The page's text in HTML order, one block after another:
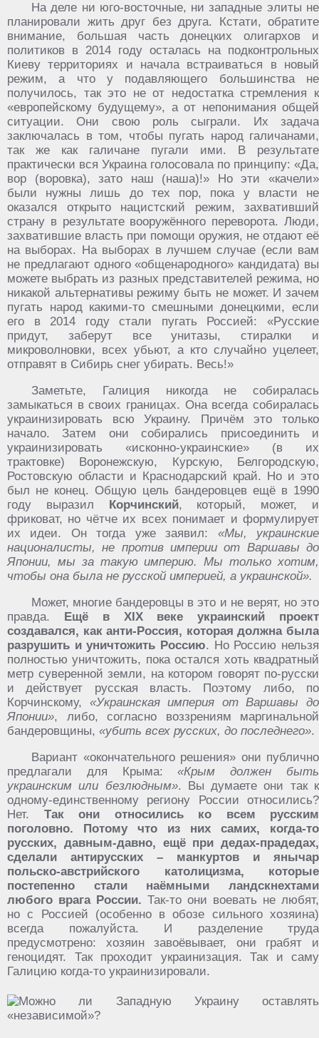
На деле ни юго-восточные, ни западные элиты не
планировали жить друг без друга. Кстати, обратите
внимание, большая часть донецких олигархов и
политиков в 2014 году осталась на подконтрольных
Киеву территориях и начала встраиваться в новый
режим, а что у подавляющего большинства не
получилось, так это не от недостатка стремления к
«европейскому будущему», а от непонимания общей
ситуации. Они свою роль сыграли. Их задача
заключалась в том, чтобы пугать народ галичанами,
так же как галичане пугали ими. В результате
практически вся Украина голосовала по принципу: «Да,
вор (воровка), зато наш (наша)!» Но эти «качели»
были нужны лишь до тех пор, пока у власти не
оказался открыто нацистский режим, захвативший
страну в результате вооружённого переворота. Люди,
захватившие власть при помощи оружия, не отдают её
на выборах. На выборах в лучшем случае (если вам
не предлагают одного «общенародного» кандидата) вы
можете выбрать из разных представителей режима, но
никакой альтернативы режиму быть не может. И зачем
пугать народ какими-то смешными донецкими, если
его в 2014 году стали пугать Россией: «Русские
придут, заберут все унитазы, стиралки и
микроволновки, всех убьют, а кто случайно уцелеет,
отправят в Сибирь снег убирать. Весь!»
Заметьте, Галиция никогда не собиралась
замыкаться в своих границах. Она всегда собиралась
украинизировать всю Украину. Причём это только
начало. Затем они собирались присоединить и
украинизировать «исконно-украинские» (в их
трактовке) Воронежскую, Курскую, Белгородскую,
Ростовскую области и Краснодарский край. Но и это
был не конец. Общую цель бандеровцев ещё в 1990
году выразил Корчинский, который, может, и
фриковат, но чётче их всех понимает и формулирует
их идеи. Он тогда уже заявил: «Мы, украинские
националисты, не против империи от Варшавы до
Японии, мы за такую империю. Мы только хотим,
чтобы она была не русской империей, а украинской».
Может, многие бандеровцы в это и не верят, но это
правда. Ещё в XIX веке украинский проект
создавался, как анти-Россия, которая должна была
разрушить и уничтожить Россию. Но Россию нельзя
полностью уничтожить, пока остался хоть квадратный
метр суверенной земли, на котором говорят по-русски
и действует русская власть. Поэтому либо, по
Корчинскому, «Украинская империя от Варшавы до
Японии», либо, согласно воззрениям маргинальной
бандеровщины, «убить всех русских, до последнего».
Вариант «окончательного решения» они публично
предлагали для Крыма:«Крым должен быть
украинским или безлюдным». Вы думаете они так к
одному-единственному региону России относились?
Нет. Так они относились ко всем русским
поголовно.
Потому что из них самих, когда-то
русских, давным-давно, ещё при дедах-прадедах,
сделали антирусских – манкуртов и янычар
польско-австрийского католицизма, которые
постепенно стали наёмными ландскнехтами
любого врага России. Так-то они воевать не любят,
но с Россией (особенно в обозе сильного хозяина)
всегда пожалуйста. И разделение труда
предусмотрено: хозяин завоёвывает, они грабят и
геноцидят. Так проходит украинизация. Так и саму
Галицию когда-то украинизировали.